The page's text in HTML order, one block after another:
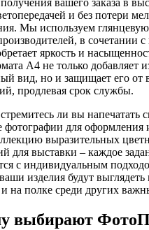
вашего заказа в
и без потери
Мы используем
в сочетании с
яркость и
А4 не только добавляет
вид, но и защищает его от
продлевая срок службы.
ли вы напечатать
фотографии для оформления
выразительных
для выставки – каждое
с индивидуальным
изделия будут выглядеть
и на полке среди других
выбирают